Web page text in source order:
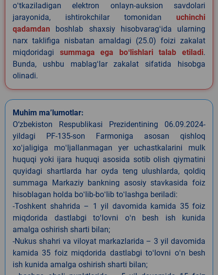
oʻtkaziladigan elektron onlayn-auksion savdolari
jarayonida, ishtirokchilar tomonidan uchinchi
qadamdan boshlab shaxsiy hisobvaragʻida ularning
narx taklifiga nisbatan amaldagi (25.0) foizi zakalat
miqdoridagi summaga ega boʻlishlari talab etiladi.
Bunda, ushbu mablagʻlar zakalat sifatida hisobga
olinadi.
Muhim ma’lumotlar:
O‘zbekiston Respublikasi Prezidentining 06.09.2024-
yildagi PF-135-son Farmoniga asosan qishloq
xoʻjaligiga moʻljallanmagan yer uchastkalarini mulk
huquqi yoki ijara huquqi asosida sotib olish qiymatini
quyidagi shartlarda har oyda teng ulushlarda, qoldiq
summaga Markaziy bankning asosiy stavkasida foiz
hisoblagan holda boʻlib-boʻlib toʻlashga beriladi:
-Toshkent shahrida – 1 yil davomida kamida 35 foiz
miqdorida dastlabgi toʻlovni oʻn besh ish kunida
amalga oshirish sharti bilan;
-Nukus shahri va viloyat markazlarida – 3 yil davomida
kamida 35 foiz miqdorida dastlabgi toʻlovni oʻn besh
ish kunida amalga oshirish sharti bilan;